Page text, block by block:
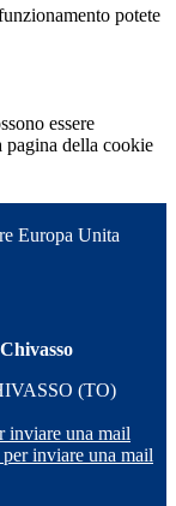
potete
essere
pagina della cookie
Europa Unita
(TO)
inviare una mail
inviare una mail